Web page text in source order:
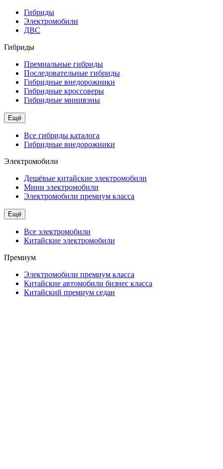
Гибриды
Электромобили
ДВС
Гибриды
Премиальные гибриды
Последовательные гибриды
Гибридные внедорожники
Гибридные кроссоверы
Гибридные минивэны
Ещё
Все гибриды каталога
Гибридные внедорожники
Электромобили
Дешёвые китайские электромобили
Мини электромобили
Электромобили премиум класса
Ещё
Все электромобили
Китайские электромобили
Премиум
Электромобили премиум класса
Китайские автомобили бизнес класса
Китайский премиум седан